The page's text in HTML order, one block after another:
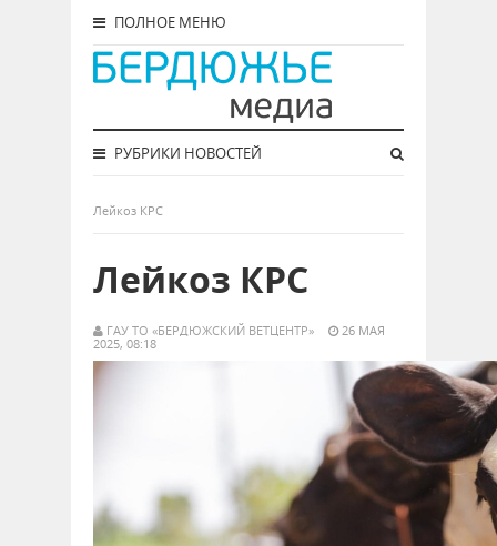
ПОЛНОЕ МЕНЮ
РУБРИКИ НОВОСТЕЙ
Лейкоз КРС
Лейкоз КРС
ГАУ ТО «БЕРДЮЖСКИЙ ВЕТЦЕНТР»
26 МАЯ
2025, 08:18